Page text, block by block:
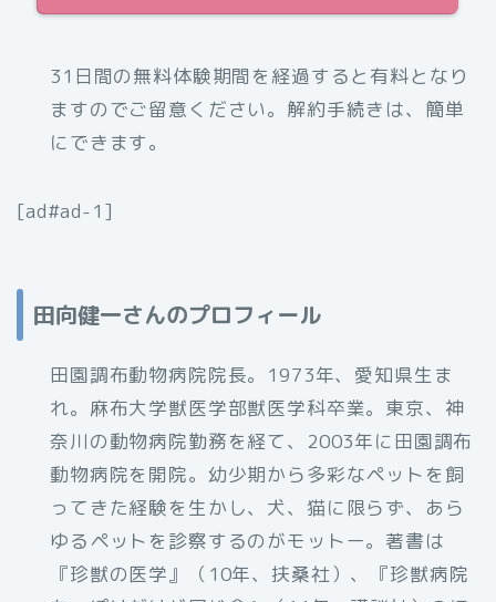
31日間の無料体験期間を経過すると有料となり
ますのでご留意ください。解約手続きは、簡単
にできます。
[ad#ad-1]
田向健一さんのプロフィール
田園調布動物病院院長。1973年、愛知県生ま
れ。麻布大学獣医学部獣医学科卒業。東京、神
奈川の動物病院勤務を経て、2003年に田園調布
動物病院を開院。幼少期から多彩なペットを飼
ってきた経験を生かし、犬、猫に限らず、あら
ゆるペットを診察するのがモットー。著書は
『珍獣の医学』（10年、扶桑社）、『珍獣病院